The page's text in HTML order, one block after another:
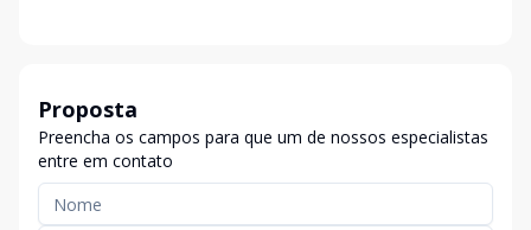
Proposta
Preencha os campos para que um de nossos especialistas
entre em contato